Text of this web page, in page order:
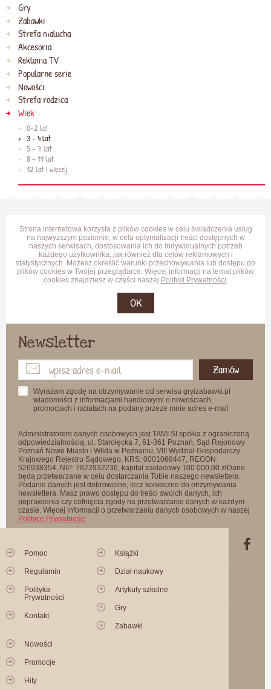
Gry
Zabawki
Strefa malucha
Akcesoria
Reklama TV
Popularne serie
Nowości
Strefa rodzica
Wiek
0-2 lat
3 - 4 lat
5 - 7 lat
8 - 11 lat
12 lat i więcej
Strona internetowa korzysta z plików cookies w celu świadczenia usług
na najwyższym poziomie, w celu optymalizacji treści dostępnych w
naszych serwisach, dostosowania ich do indywidualnych potrzeb
każdego użytkownika, jak również dla celów reklamowych i
statystycznych. Możesz określić warunki przechowywania lub dostępu do
plików cookies w Twojej przeglądarce. Więcej informacji na temat plików
cookies znajdziesz w części naszej Polityki Prywatności.
OK
Newsletter
Zamów
Wyrażam zgodę na otrzymywanie od serwisu gryizabawki.pl
wiadomości z informacjami handlowymi o nowościach,
promocjach i rabatach na podany przeze mnie adres e-mail
Administratorem danych osobowych jest TAMI SI spółka z ograniczoną
odpowiedzialnością, ul. Starołęcka 7, 61-361 Poznań, Sąd Rejonowy
Poznań Nowe Miasto i Wilda w Poznaniu, VIII Wydział Gospodarczy
Krajowego Rejestru Sądowego, KRS: 0001068447, REGON:
526938354, NIP: 7822932236, kapitał zakładowy 100 000,00 złDane
będą przetwarzane w celu dostarczania Tobie naszego newslettera.
Podanie danych jest dobrowolne, lecz konieczne do otrzymywania
newslettera. Masz prawo dostępu do treści swoich danych, ich
poprawienia czy cofnięcia zgody na przetwarzanie danych w każdym
czasie. Więcej informacji o przetwarzaniu danych osobowych w naszej
Polityce Prywatności
Pomoc
Regulamin
Polityka
Prywatności
Kontakt
Książki
Dział naukowy
Artykuły szkolne
Gry
Zabawki
Nowości
Promocje
Hity